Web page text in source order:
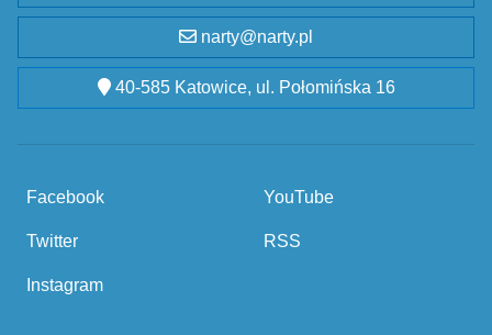
narty@narty.pl
40-585 Katowice, ul. Połomińska 16
Facebook
Twitter
Instagram
YouTube
RSS